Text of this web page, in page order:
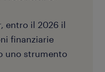
entro il 2026 il
finanziarie
uno strumento